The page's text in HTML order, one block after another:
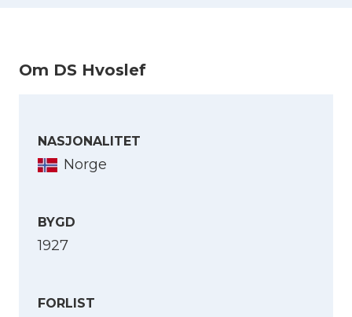
Om DS Hvoslef
NASJONALITET
Norge
BYGD
1927
FORLIST